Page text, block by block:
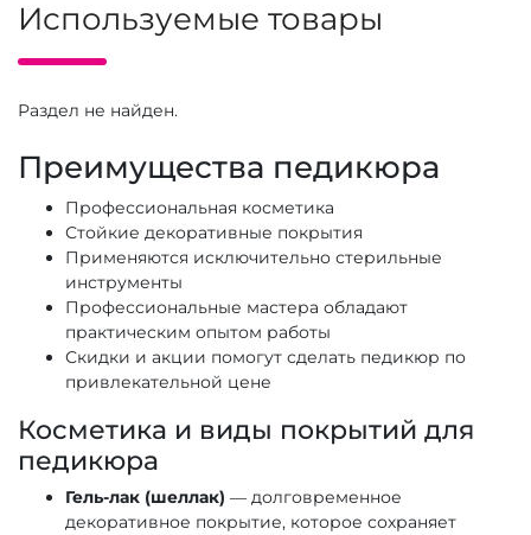
Используемые товары
Раздел не найден.
Преимущества педикюра
Профессиональная косметика
Стойкие декоративные покрытия
Применяются исключительно стерильные
инструменты
Профессиональные мастера обладают
практическим опытом работы
Скидки и акции помогут сделать педикюр по
привлекательной цене
Косметика и виды покрытий для
педикюра
Гель-лак (шеллак) — долговременное
декоративное покрытие, которое сохраняет